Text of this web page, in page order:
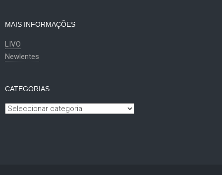
MAIS INFORMAÇÕES
LIVO
Newlentes
CATEGORIAS
Categorias